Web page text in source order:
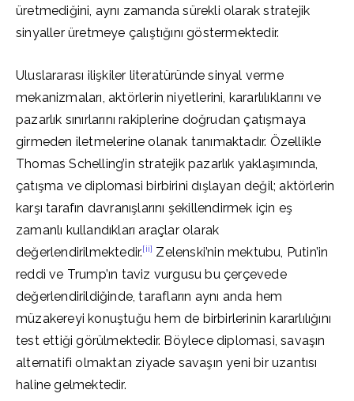
üretmediğini, aynı zamanda sürekli olarak stratejik
sinyaller üretmeye çalıştığını göstermektedir.
Uluslararası ilişkiler literatüründe sinyal verme
mekanizmaları, aktörlerin niyetlerini, kararlılıklarını ve
pazarlık sınırlarını rakiplerine doğrudan çatışmaya
girmeden iletmelerine olanak tanımaktadır. Özellikle
Thomas Schelling’in stratejik pazarlık yaklaşımında,
çatışma ve diplomasi birbirini dışlayan değil; aktörlerin
karşı tarafın davranışlarını şekillendirmek için eş
zamanlı kullandıkları araçlar olarak
değerlendirilmektedir.[ii] Zelenski’nin mektubu, Putin’in
reddi ve Trump’ın taviz vurgusu bu çerçevede
değerlendirildiğinde, tarafların aynı anda hem
müzakereyi konuştuğu hem de birbirlerinin kararlılığını
test ettiği görülmektedir. Böylece diplomasi, savaşın
alternatifi olmaktan ziyade savaşın yeni bir uzantısı
haline gelmektedir.